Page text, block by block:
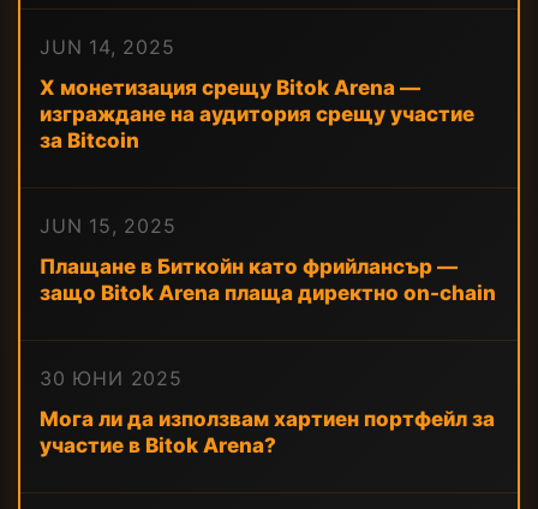
JUN 14, 2025
X монетизация срещу Bitok Arena —
изграждане на аудитория срещу участие
за Bitcoin
JUN 15, 2025
Плащане в Биткойн като фрийлансър —
защо Bitok Arena плаща директно on-chain
30 ЮНИ 2025
Мога ли да използвам хартиен портфейл за
участие в Bitok Arena?